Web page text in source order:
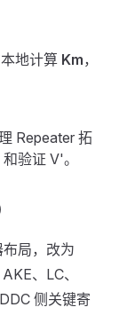
地计算 Km，
Repeater 拓
验证 V'。
局，改为
、LC、
侧关键寄